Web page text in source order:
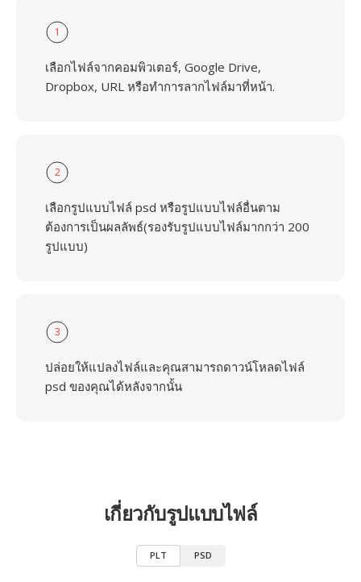
1
เลือกไฟล์จากคอมพิวเตอร์, Google Drive,
Dropbox, URL หรือทำการลากไฟล์มาที่หน้า.
2
เลือกรูปแบบไฟล์ psd หรือรูปแบบไฟล์อื่นตาม
ต้องการเป็นผลลัพธ์(รองรับรูปแบบไฟล์มากกว่า 200
รูปแบบ)
3
ปล่อยให้แปลงไฟล์และคุณสามารถดาวน์โหลดไฟล์
psd ของคุณได้หลังจากนั้น
เกี่ยวกับรูปแบบไฟล์
PLT PSD